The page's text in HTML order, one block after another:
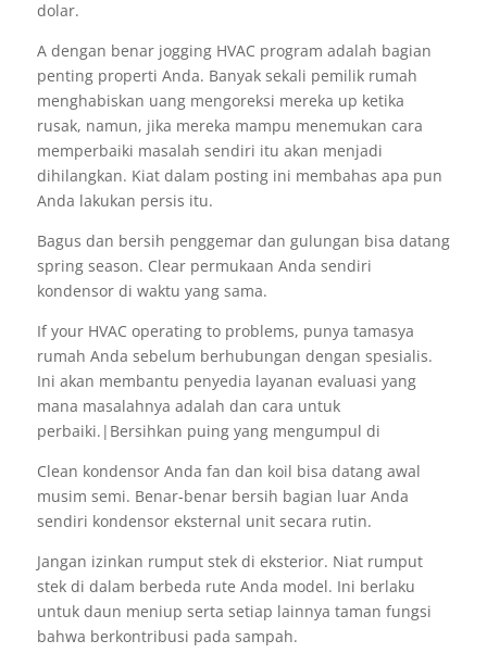
dolar.
A dengan benar jogging HVAC program adalah bagian
penting properti Anda. Banyak sekali pemilik rumah
menghabiskan uang mengoreksi mereka up ketika
rusak, namun, jika mereka mampu menemukan cara
memperbaiki masalah sendiri itu akan menjadi
dihilangkan. Kiat dalam posting ini membahas apa pun
Anda lakukan persis itu.
Bagus dan bersih penggemar dan gulungan bisa datang
spring season. Clear permukaan Anda sendiri
kondensor di waktu yang sama.
If your HVAC operating to problems, punya tamasya
rumah Anda sebelum berhubungan dengan spesialis.
Ini akan membantu penyedia layanan evaluasi yang
mana masalahnya adalah dan cara untuk
perbaiki.|Bersihkan puing yang mengumpul di
Clean kondensor Anda fan dan koil bisa datang awal
musim semi. Benar-benar bersih bagian luar Anda
sendiri kondensor eksternal unit secara rutin.
Jangan izinkan rumput stek di eksterior. Niat rumput
stek di dalam berbeda rute Anda model. Ini berlaku
untuk daun meniup serta setiap lainnya taman fungsi
bahwa berkontribusi pada sampah.